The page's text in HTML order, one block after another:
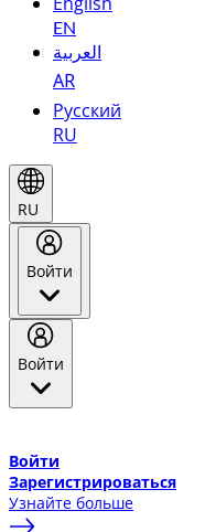
EN
العربية
AR
Русский
RU
RU
Войти
Войти
Войти
Зарегистрироваться
Узнайте больше